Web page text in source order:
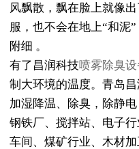
风飘散，飘在脸上就像
服，也不会在地上“和泥
附细 。
有了昌润科技喷雾除臭
制大环境的温度。青岛昌
加湿降温、除臭，除静
钢铁厂、搅拌站、电子
车间、煤矿行业、木材